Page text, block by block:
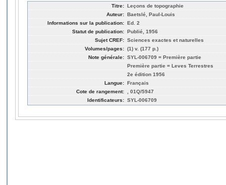
Titre: Leçons de topographie
Auteur: Baetslé, Paul-Louis
Informations sur la publication: Ed. 2
Statut de publication: Publié, 1956
Sujet CREF: Sciences exactes et naturelles
Volumes/pages: (1) v. (177 p.)
Note générale: SYL-006709 = Première partie
Première partie = Leves Terrestres
2e édition 1956
Langue: Français
Cote de rangement:
, 01Q/5947
Identificateurs: SYL-006709